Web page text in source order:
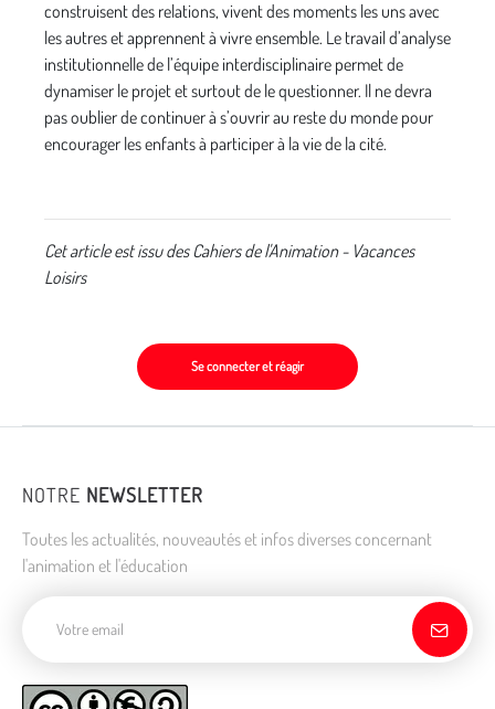
construisent des relations, vivent des moments les uns avec
les autres et apprennent à vivre ensemble. Le travail d’analyse
institutionnelle de l’équipe interdisciplinaire permet de
dynamiser le projet et surtout de le questionner. Il ne devra
pas oublier de continuer à s’ouvrir au reste du monde pour
encourager les enfants à participer à la vie de la cité.
Cet article est issu des Cahiers de l'Animation - Vacances
Loisirs
Se connecter et réagir
NOTRE NEWSLETTER
Toutes les actualités, nouveautés et infos diverses concernant
l'animation et l'éducation